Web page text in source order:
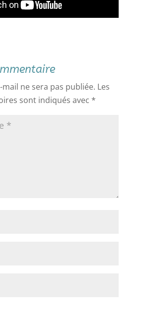
ne sera pas publiée. Les
sont indiqués avec *